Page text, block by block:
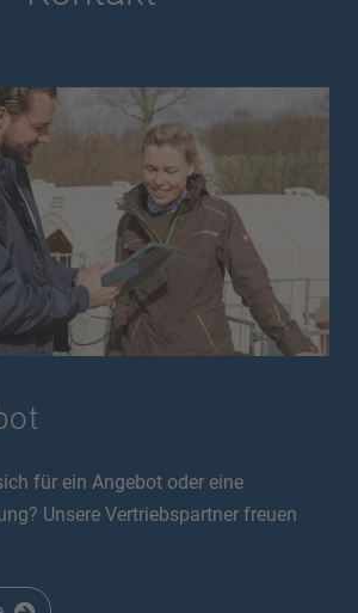
für ein Angebot oder eine
Unsere Vertriebspartner freuen